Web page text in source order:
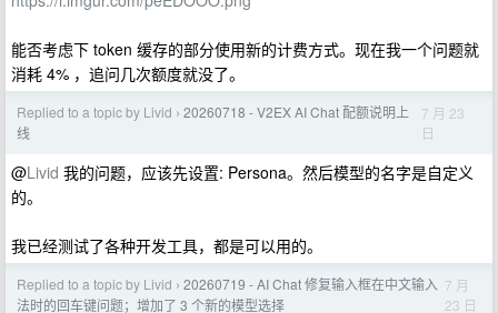
能否考虑下 token 缓存的部分使用新的计费方式。现在我一个问题就
消耗 4% ，追问几次额度就没了。
Replied to a topic by Livid › 20260718 - V2EX AI Chat 配额说明上
线
7 月 23
日
@Livid 我的问题，应该先设置: Persona。然后模型的名字是自定义
的。
我已经测试了各种开发工具，都是可以用的。
Replied to a topic by Livid › 20260719 - AI Chat 修复输入框在中文输入
法时的回车键问题；增加了 3 个新的模型选择
7 月
23 日